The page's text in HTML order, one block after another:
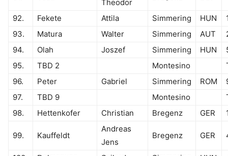
Theodor
92. Fekete Attila Simmering HUN
93.
Matura Walter Simmering AUT
94.
Olah Joszef Simmering HUN
95.
TBD 2 Montesino
96.
Peter Gabriel Simmering ROM
97.
TBD 9 Montesino
98.
Hettenkofer Christian Bregenz GER
99. Kauffeldt
Andreas
Jens
Bregenz GER